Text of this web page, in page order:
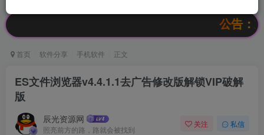
公告：欢迎
首页 软件分享 手机软件 正文
ES文件浏览器v4.4.1.1去广告修改版解锁VIP破解
版
辰光资源网
照亮前方的路，路就会被找到
关注 私信